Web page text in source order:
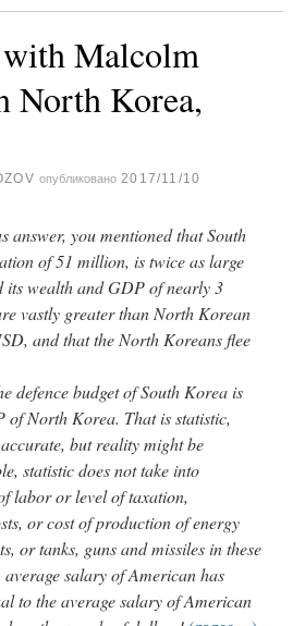
Malcolm
North Korea,
опубликовано 2017/11/10
answer, you mentioned that South
of 51 million, is twice as large
its wealth and GDP of nearly 3
vastly greater than North Korean
and that the North Koreans flee
defence budget of South Korea is
of North Korea. That is statistic,
but reality might be
statistic does not take into
labor or level of taxation,
or cost of production of energy
or tanks, guns and missiles in these
salary of American has
to the average salary of American